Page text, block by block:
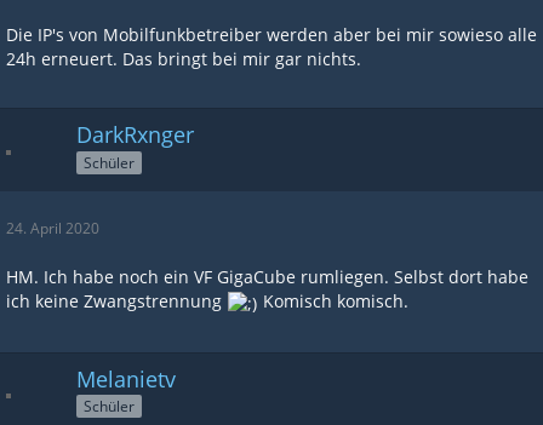
Die IP's von Mobilfunkbetreiber werden aber bei mir sowieso alle
24h erneuert. Das bringt bei mir gar nichts.
DarkRxnger
Schüler
24. April 2020
HM. Ich habe noch ein VF GigaCube rumliegen. Selbst dort habe
ich keine Zwangstrennung
Komisch komisch.
Melanietv
Schüler